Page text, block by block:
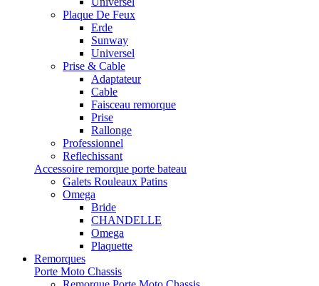
Plaque De Feux
Erde
Sunway
Universel
Prise & Cable
Adaptateur
Cable
Faisceau remorque
Prise
Rallonge
Professionnel
Reflechissant
Accessoire remorque porte bateau
Galets Rouleaux Patins
Omega
Bride
CHANDELLE
Omega
Plaquette
Remorques
Porte Moto Chassis